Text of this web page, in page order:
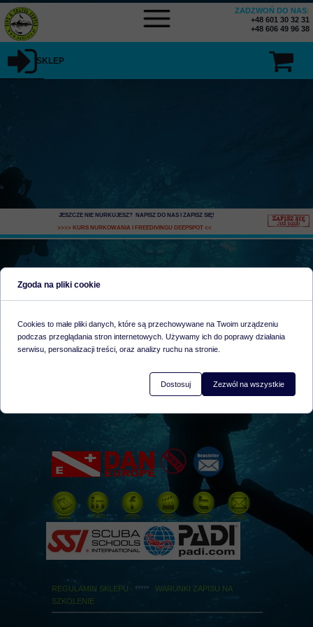
SKLEP
ZADZWOŃ DO NAS:
+48 601 30 32 31
+48 606 49 96 38
JESZCZE NIE NURKUJESZ? NAPISZ DO NAS I ZAPISZ SIĘ!
>>>> KURS NURKOWANIA I FREEDIVINGU DEEPSPOT<<
wejście furtką od ul. Tarczyńskiej
Pola Vision Adam Borkowski
NIP: PL 118-082-76-28; Regon: 012333784;
SKONTAKTUJ SIĘ Z NAMI
REGULAMIN SKLEPU ***** WARUNKI ZAPISU NA
SZKOLENIE
Zgoda na pliki cookie
Cookies to małe pliki danych, które są przechowywane na Twoim urządzeniu
podczas przeglądania stron internetowych. Używamy ich do poprawy działania
serwisu, personalizacji treści, oraz analizy ruchu na stronie.
Dostosuj Zezwól na wszystkie